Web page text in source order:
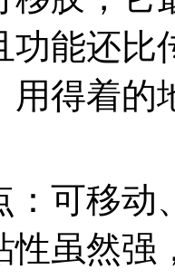
功能还比
用得着的
：可移
性虽然强